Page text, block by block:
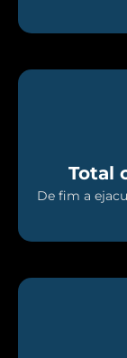
Total
De fim a